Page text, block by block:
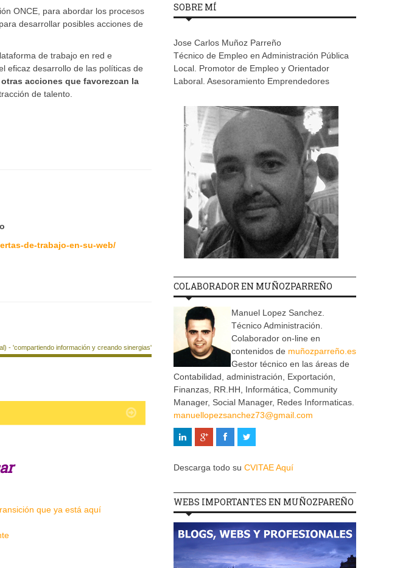
ONCE, para abordar los procesos
desarrollar posibles acciones de
de trabajo en red e
eficaz desarrollo de las políticas de
acciones que favorezcan la
de talento.
de-trabajo-en-su-web/
- 'compartiendo información y creando sinergias'
que ya está aquí
SOBRE MÍ
Jose Carlos Muñoz Parreño
Técnico de Empleo en Administración Pública
Local. Promotor de Empleo y Orientador
Laboral. Asesoramiento Emprendedores
COLABORADOR EN MUÑOZPARREÑO
Manuel Lopez Sanchez.
Técnico Administración.
Colaborador on-line en
contenidos de muñozparreño.es
Gestor técnico en las áreas de
Contabilidad, administración, Exportación,
Finanzas, RR.HH, Informática, Community
Manager, Social Manager, Redes Informaticas.
manuellopezsanchez73@gmail.com
Descarga todo su CVITAE Aquí
WEBS IMPORTANTES EN MUÑOZPAREÑO